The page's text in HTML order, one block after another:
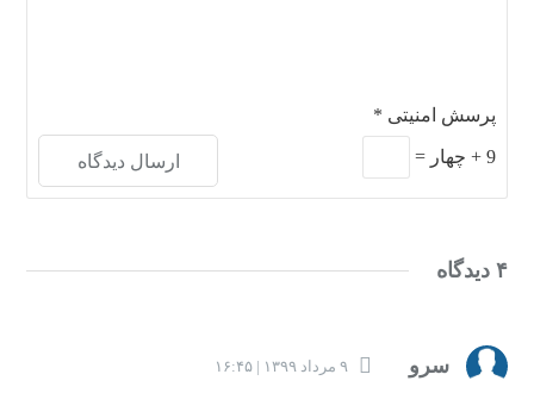
پرسش امنیتی *
9
+ چهار =
۴ دیدگاه
سرو ۹ مرداد ۱۳۹۹ | ۱۶:۴۵